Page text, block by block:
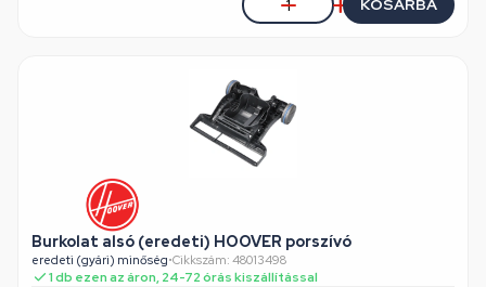
KOSÁRBA
Burkolat alsó (eredeti) HOOVER porszívó
eredeti (gyári) minőség•Cikkszám: 48013498
1 db ezen az áron, 24-72 órás kiszállítással